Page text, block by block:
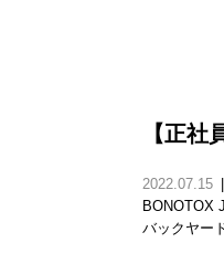
【正
2022.07.15
BONOTOX
バックヤー